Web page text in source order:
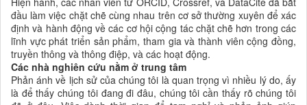
đầu làm việc chặt chẽ cùng nhau trên cơ sở thường xuyên để xác
định và hành động về các cơ hội cộng tác chặt chẽ hơn trong các
lĩnh vực phát triển sản phẩm, tham gia và thành viên cộng đồng,
truyền thông và thông điệp, và các hoạt động.
Các nhà nghiên cứu nằm ở trung tâm
Phản ánh về lịch sử của chúng tôi là quan trọng vì nhiều lý do, ấy
là để thấy chúng tôi đang đi đâu, chúng tôi cần thấy rõ chúng tôi